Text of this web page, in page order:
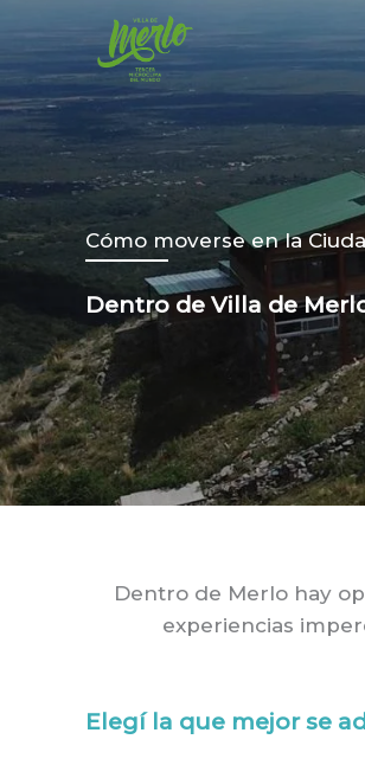
contenido
Cómo moverse en la
Dentro de Villa de
Dentro de Merlo hay
experiencias
Elegí la que mejor se